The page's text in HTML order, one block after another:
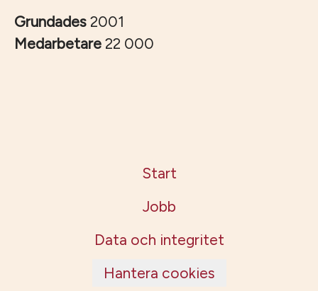
Grundades 2001
Medarbetare 22 000
Start
Jobb
Data och integritet
Hantera cookies